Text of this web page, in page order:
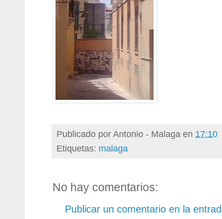
Publicado porAntonio - Malaga en 17:10
Etiquetas: malaga
No hay comentarios:
Publicar un comentario en la